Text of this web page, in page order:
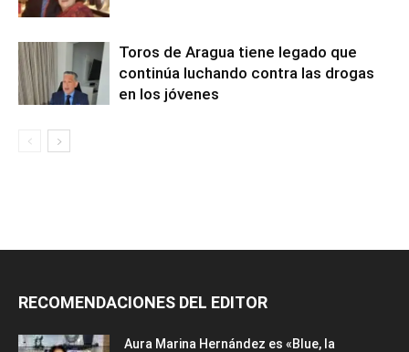
Toros de Aragua tiene legado que
continúa luchando contra las drogas
en los jóvenes
RECOMENDACIONES DEL EDITOR
Aura Marina Hernández es «Blue, la